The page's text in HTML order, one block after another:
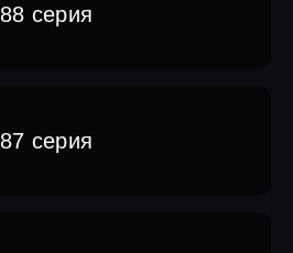
88 серия
87 серия